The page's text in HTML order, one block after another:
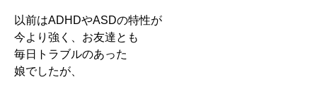
以前はADHDやASDの特性が
今より強く、お友達とも
毎日トラブルのあった
娘でしたが、